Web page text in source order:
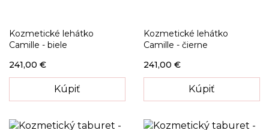
Kozmetické lehátko
Camille - biele
241,00 €
Kúpiť
Kozmetické lehátko
Camille - čierne
241,00 €
Kúpiť